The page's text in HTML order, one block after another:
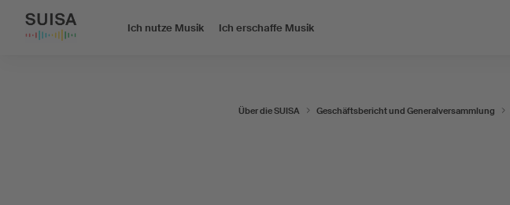
Ich nutze Musik Ich erschaffe Musik
Über die SUISA Geschäftsbericht und Generalversammlung